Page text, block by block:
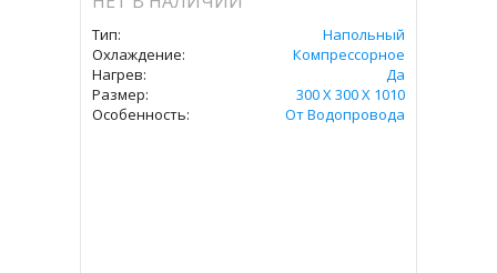
Тип:
Напольный
Охлаждение:
Компрессорное
Нагрев:
Да
Размер:
300 X 300 X 1010
Особенность:
От Водопровода